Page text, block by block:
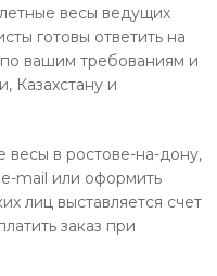
весы ведущих
готовы ответить на
вашим требованиям и
Казахстану и
весы в ростове-на-дону,
e-mail или оформить
лиц выставляется счет
заказ при